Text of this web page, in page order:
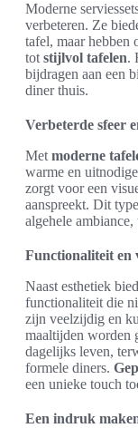
Moderne
verbeteren. Ze
tafel, maar hebben
tot stijlvol tafelen.
bijdragen aan een
diner thuis.
Verbeterde sfeer
Met moderne
warme en
zorgt voor een
aanspreekt. Dit type
algehele
Functionaliteit en
Naast esthetiek
functionaliteit die
zijn veelzijdig en
maaltijden worden
dagelijks leven,
formele diners.
een unieke touch
Een indruk